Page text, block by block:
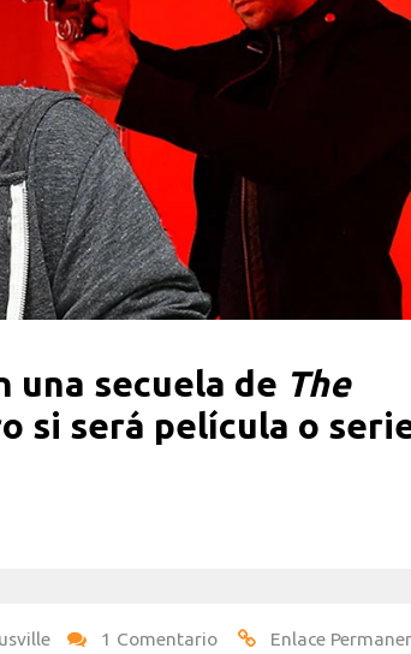
una secuela de The
si será película o
1 Comentario
Enlace